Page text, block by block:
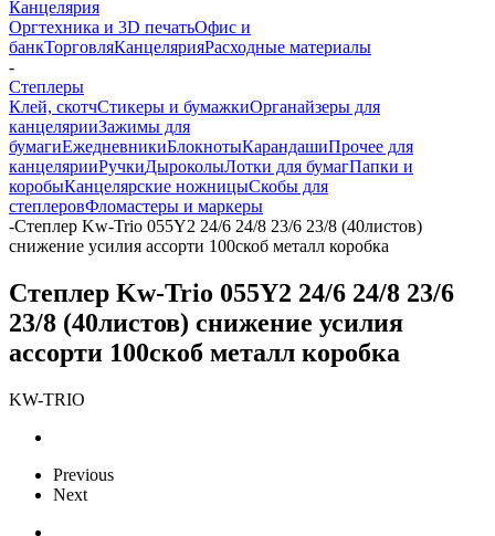
Канцелярия
Оргтехника и 3D печатьОфис и
банкТорговляКанцелярияРасходные материалы
-
Степлеры
Клей, скотчСтикеры и бумажкиОрганайзеры для
канцелярииЗажимы для
бумагиЕжедневникиБлокнотыКарандашиПрочее для
канцелярииРучкиДыроколыЛотки для бумагПапки и
коробыКанцелярские ножницыСкобы для
степлеровФломастеры и маркеры
-Степлер Kw-Trio 055Y2 24/6 24/8 23/6 23/8 (40листов)
снижение усилия ассорти 100скоб металл коробка
Степлер Kw-Trio 055Y2 24/6 24/8 23/6
23/8 (40листов) снижение усилия
ассорти 100скоб металл коробка
KW-TRIO
Previous
Next